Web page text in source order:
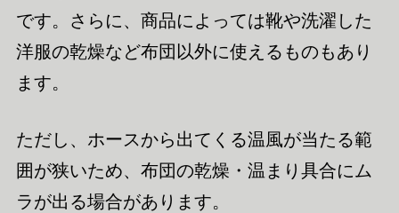
です。さらに、商品によっては靴や洗濯した
洋服の乾燥など布団以外に使えるものもあり
ます。
ただし、ホースから出てくる温風が当たる範
囲が狭いため、布団の乾燥・温まり具合にム
ラが出る場合があります。